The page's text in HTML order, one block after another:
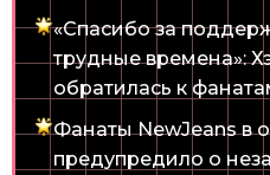
«Спасибо за
трудные времена»:
обратилась к
Фанаты NewJeans в
предупредило о